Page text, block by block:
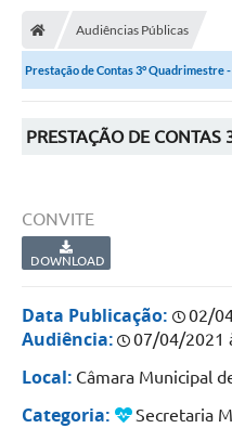
Audiências Públicas
Prestação de Contas 3° Quadrimestre -
PRESTAÇÃO DE CONTAS
CONVITE
DOWNLOAD
Data Publicação: 02/
Audiência:
07/04/2021
Local: Câmara Municipal
Categoria: Secretaria